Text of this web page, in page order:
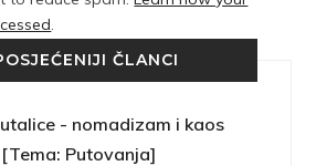
.
ČLANCI
- nomadizam i kaos
Putovanja]